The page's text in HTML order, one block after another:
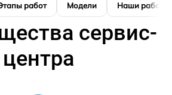
работ Модели Наши работы
сервис-
центра